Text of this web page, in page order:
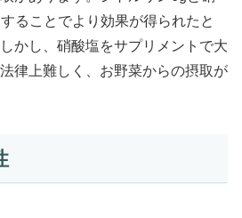
ることでより効果が得られたと
かし、硝酸塩をサプリメントで大
律上難しく、お野菜からの摂取が